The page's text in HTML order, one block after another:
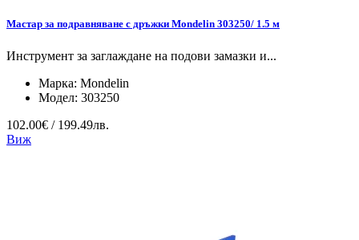
Мастар за подравняване с дръжки Mondelin 303250/ 1.5 м
Инструмент за заглаждане на подови замазки и...
Марка: Mondelin
Модел: 303250
102.00€ / 199.49лв.
Виж